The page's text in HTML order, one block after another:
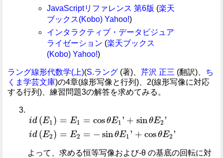
JavaScriptリファレンス 第6版 (楽天
ブックス(Kobo) Yahoo!)
インタラクティブ・データビジュア
ライゼーション (楽天ブックス
(Kobo) Yahoo!)
ラング線形代数学(上)(S.ラング (著)、 芹沢 正三 (翻訳)、 ち
くま学芸文庫)の4章(線形写像と行列)、2(線形写像に対応
する行列)、練習問題3の解答を求めてみる。
id (E1) = E1 = cosθE1' + sinθE2'
id (E2) = E2 = − sinθE1' + cosθE2'
d E1= E cos +sin θ E ' E2 =
よって、求める恒等写像および-θ の基底の回転に対